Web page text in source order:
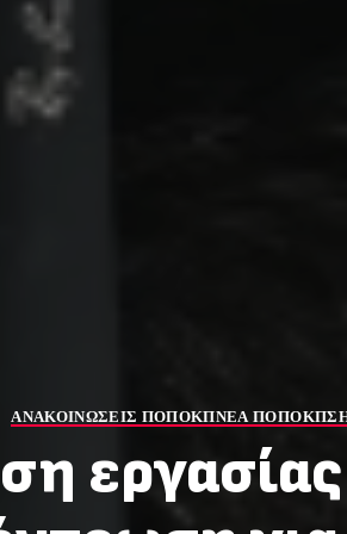
ΑΝΑΚΟΙΝΩΣΕΙΣ ΠΟΠΟΚΠΝΕΑ ΠΟΠΟΚΠ